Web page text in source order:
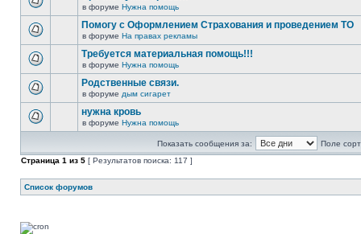
в форуме Нужна помощь
Помогу с Оформлением Страхования и проведением ТО
в форуме На правах рекламы
Требуется материальная помощь!!!
в форуме Нужна помощь
Родственные связи.
в форуме дым сигарет
нужна кровь
в форуме Нужна помощь
Показать сообщения за:
Поле
Страница 1 из 5 [ Результатов поиска: 117 ]
Список форумов